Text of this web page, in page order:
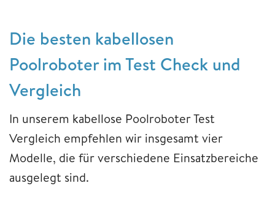
Die besten kabellosen
Poolroboter im Test Check und
Vergleich
In unserem kabellose Poolroboter Test
Vergleich empfehlen wir insgesamt vier
Modelle, die für verschiedene Einsatzbereiche
ausgelegt sind.